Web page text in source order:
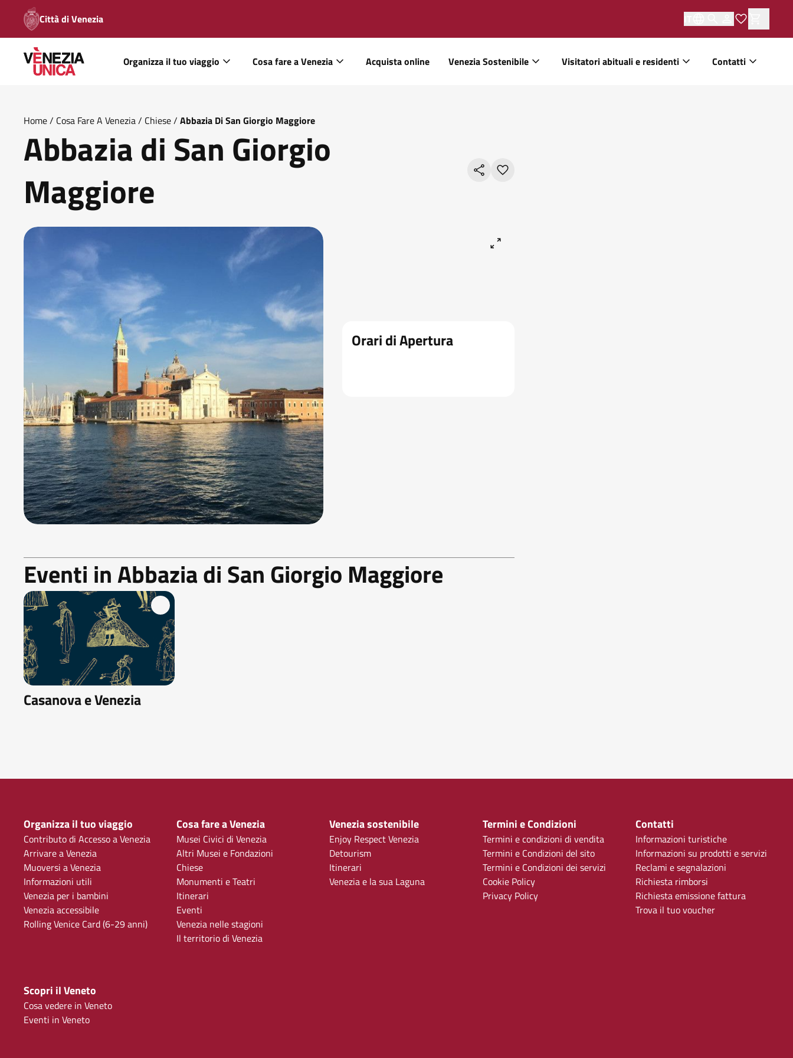
Città di Venezia
Organizza il tuo viaggio Cosa fare a Venezia Acquista online Venezia Sostenibile Visitatori abituali e residenti Contatti
Home/ Cosa Fare A Venezia/ Chiese/ Abbazia Di San Giorgio Maggiore
Abbazia di San Giorgio
Maggiore
Orari di Apertura
Eventi in Abbazia di San Giorgio Maggiore
Casanova e Venezia
Organizza il tuo viaggio
Contributo di Accesso a Venezia
Arrivare a Venezia
Muoversi a Venezia
Informazioni utili
Venezia per i bambini
Venezia accessibile
Rolling Venice Card (6-29 anni)
Cosa fare a Venezia
Musei Civici di Venezia
Altri Musei e Fondazioni
Chiese
Monumenti e Teatri
Itinerari
Eventi
Venezia nelle stagioni
Il territorio di Venezia
Venezia sostenibile
Enjoy Respect Venezia
Detourism
Itinerari
Venezia e la sua Laguna
Termini e Condizioni
Termini e condizioni di vendita
Termini e Condizioni del sito
Termini e Condizioni dei servizi
Cookie Policy
Privacy Policy
Contatti
Informazioni turistiche
Informazioni su prodotti e servizi
Reclami e segnalazioni
Richiesta rimborsi
Richiesta emissione fattura
Trova il tuo voucher
Scopri il Veneto
Cosa vedere in Veneto
Eventi in Veneto